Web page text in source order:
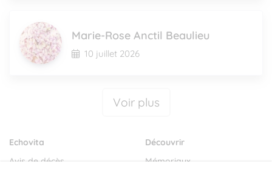
Marie-Rose Anctil Beaulieu
10 juillet 2026
Voir plus
Echovita
Avis de décès
Découvrir
Mémoriaux